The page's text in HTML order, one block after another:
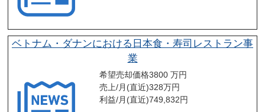
ベトナム・ダナンにおける日本食・寿司レストラン事
業
希望売却価格3800 万円
売上/月(直近)328万円
利益/月(直近)749,832円